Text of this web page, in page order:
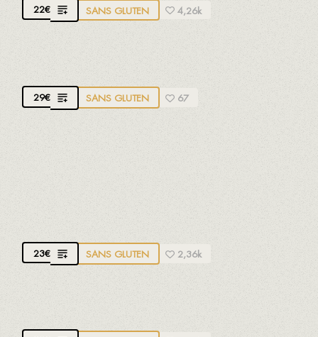
22€ SANS GLUTEN 4,26k
29€ SANS GLUTEN 67
Crabe qui se nourrit d'huîtres, de moules, de
23€ SANS GLUTEN 2,36k
RIZ AUX PETITES SEICHES À L'ENCRE